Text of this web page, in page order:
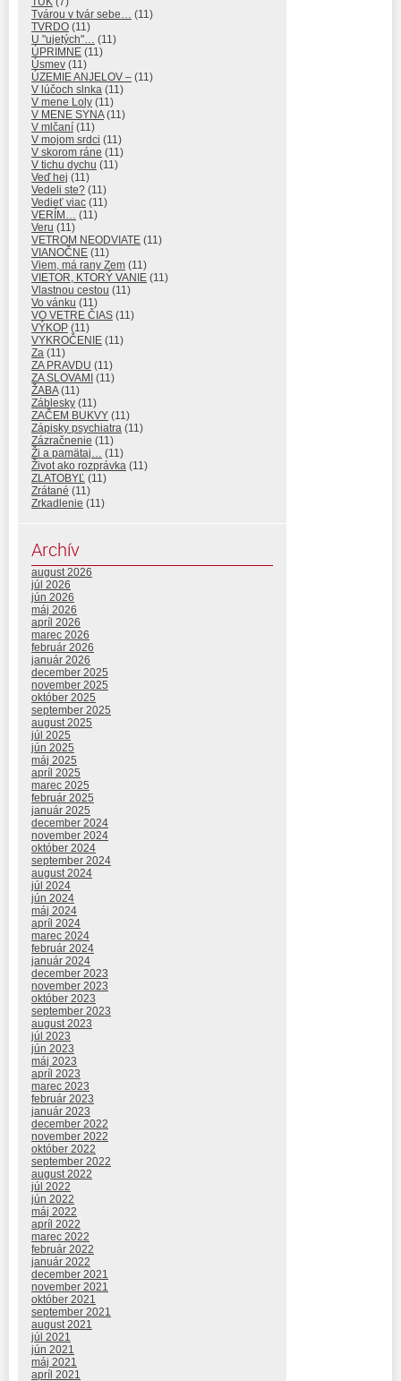
Tvárou v tvár sebe… (11)
TVRDO (11)
U "ujetých"… (11)
ÚPRIMNE (11)
Úsmev (11)
ÚZEMIE ANJELOV – (11)
V lúčoch slnka (11)
V mene Loly (11)
V MENE SYNA(11)
V mlčaní (11)
V mojom srdci (11)
V skorom ráne (11)
V tichu dychu (11)
Veď hej (11)
Vedeli ste? (11)
Vedieť viac (11)
VERÍM… (11)
Veru (11)
VETROM NEODVIATE (11)
VIANOČNE (11)
Viem, má rany Zem (11)
VIETOR, KTORÝ VANIE (11)
Vlastnou cestou (11)
Vo vánku (11)
VO VETRE ČIAS (11)
VÝKOP (11)
VYKROČENIE (11)
Za (11)
ZA PRAVDU (11)
ZA SLOVAMI (11)
ŽABA(11)
Záblesky (11)
ZAČEM BUKVY (11)
Zápisky psychiatra (11)
Zázračnenie (11)
Ži a pamätaj… (11)
Život ako rozprávka (11)
ZLATOBYĽ (11)
Zrátané (11)
Zrkadlenie (11)
Archív
august 2026
júl 2026
jún 2026
máj 2026
apríl 2026
marec 2026
február 2026
január 2026
december 2025
november 2025
október 2025
september 2025
august 2025
júl 2025
jún 2025
máj 2025
apríl 2025
marec 2025
február 2025
január 2025
december 2024
november 2024
október 2024
september 2024
august 2024
júl 2024
jún 2024
máj 2024
apríl 2024
marec 2024
február 2024
január 2024
december 2023
november 2023
október 2023
september 2023
august 2023
júl 2023
jún 2023
máj 2023
apríl 2023
marec 2023
február 2023
január 2023
december 2022
november 2022
október 2022
september 2022
august 2022
júl 2022
jún 2022
máj 2022
apríl 2022
marec 2022
február 2022
január 2022
december 2021
november 2021
október 2021
september 2021
august 2021
júl 2021
jún 2021
máj 2021
apríl 2021